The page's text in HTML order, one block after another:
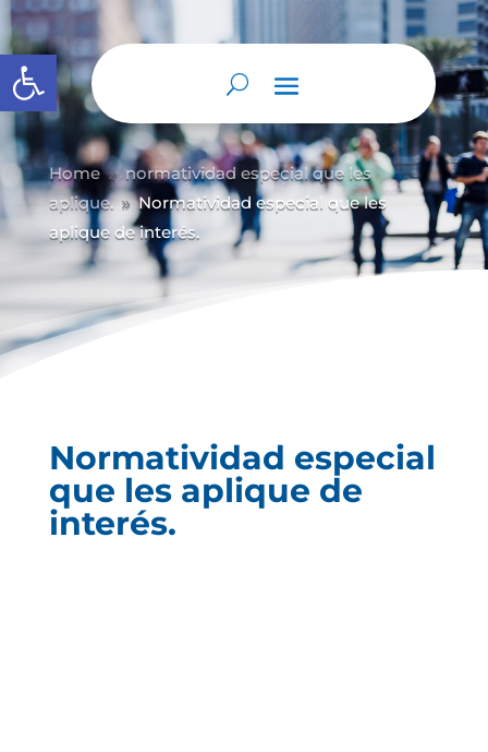
Abrir barra de herramientas
Home 9 normatividad especial que les
aplique. 9 Normatividad especial que les
aplique de interés.
Normatividad especial
que les aplique de
interés.